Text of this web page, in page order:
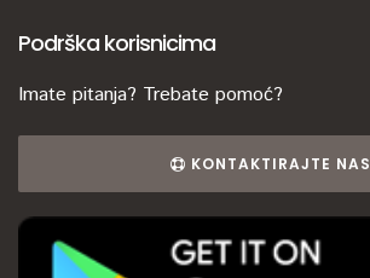
Podrška korisnicima
Imate pitanja? Trebate pomoć?
KONTAKTIRAJTE NAS